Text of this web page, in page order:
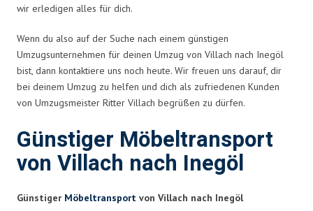
wir erledigen alles für dich.
Wenn du also auf der Suche nach einem günstigen
Umzugsunternehmen für deinen Umzug von Villach nach Inegöl
bist, dann kontaktiere uns noch heute. Wir freuen uns darauf, dir
bei deinem Umzug zu helfen und dich als zufriedenen Kunden
von Umzugsmeister Ritter Villach begrüßen zu dürfen.
Günstiger Möbeltransport
von Villach nach Inegöl
Günstiger Möbeltransport von Villach nach Inegöl